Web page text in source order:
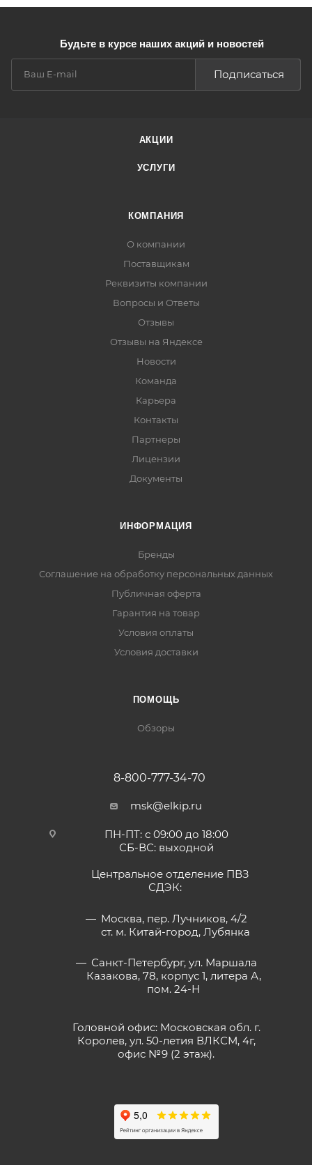
Будьте в курсе наших акций и новостей
Подписаться
АКЦИИ
УСЛУГИ
КОМПАНИЯ
О компании
Поставщикам
Реквизиты компании
Вопросы и Ответы
Отзывы
Отзывы на Яндексе
Новости
Команда
Карьера
Контакты
Партнеры
Лицензии
Документы
ИНФОРМАЦИЯ
Бренды
Соглашение на обработку персональных данных
Публичная оферта
Гарантия на товар
Условия оплаты
Условия доставки
ПОМОЩЬ
Обзоры
8-800-777-34-70
msk@elkip.ru
ПН-ПТ: с 09:00 до 18:00
СБ-ВС: выходной
Центральное отделение ПВЗ
СДЭК:
Москва, пер. Лучников, 4/2
ст. м. Китай-город, Лубянка
Санкт-Петербург, ул. Маршала
Казакова, 78, корпус 1, литера А,
пом. 24-Н
Головной офис: Московская обл. г.
Королев, ул. 50-летия ВЛКСМ, 4г,
офис №9 (2 этаж).